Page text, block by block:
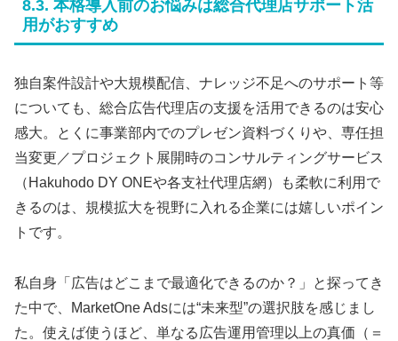
8.3. 本格導入前のお悩みは総合代理店サポート活
用がおすすめ
独自案件設計や大規模配信、ナレッジ不足へのサポート等
についても、総合広告代理店の支援を活用できるのは安心
感大。とくに事業部内でのプレゼン資料づくりや、専任担
当変更／プロジェクト展開時のコンサルティングサービス
（Hakuhodo DY ONEや各支社代理店網）も柔軟に利用で
きるのは、規模拡大を視野に入れる企業には嬉しいポイン
トです。
私自身「広告はどこまで最適化できるのか？」と探ってき
た中で、MarketOne Adsには“未来型”の選択肢を感じまし
た。使えば使うほど、単なる広告運用管理以上の真価（＝